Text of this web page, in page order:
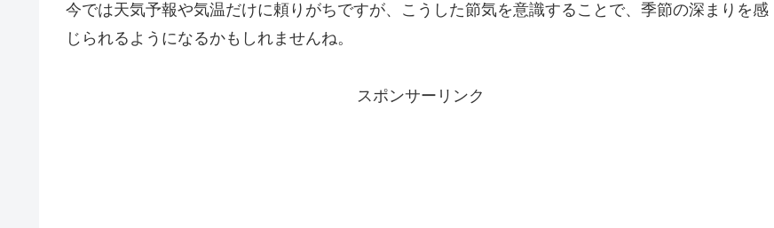
今では天気予報や気温だけに頼りがちですが、こうした節気を意識することで、季節の深まりを感
じられるようになるかもしれませんね。
スポンサーリンク